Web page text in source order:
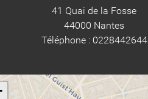
41 Quai de la Fosse
44000 Nantes
Téléphone : 0228442644